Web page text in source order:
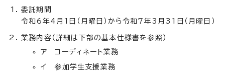
委託期間
令和6年4月1日（月曜日）から令和7年3月31日（月曜日）
業務内容（詳細は下部の基本仕様書を参照）
ア コーディネート業務
イ 参加学生支援業務